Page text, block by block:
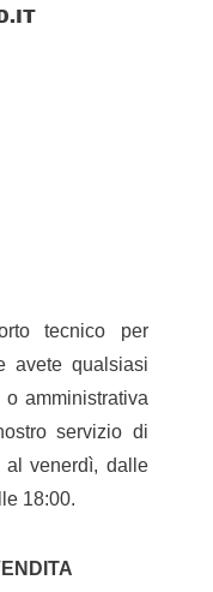
tecnico per
avete qualsiasi
amministrativa
servizio di
venerdì, dalle
18:00.